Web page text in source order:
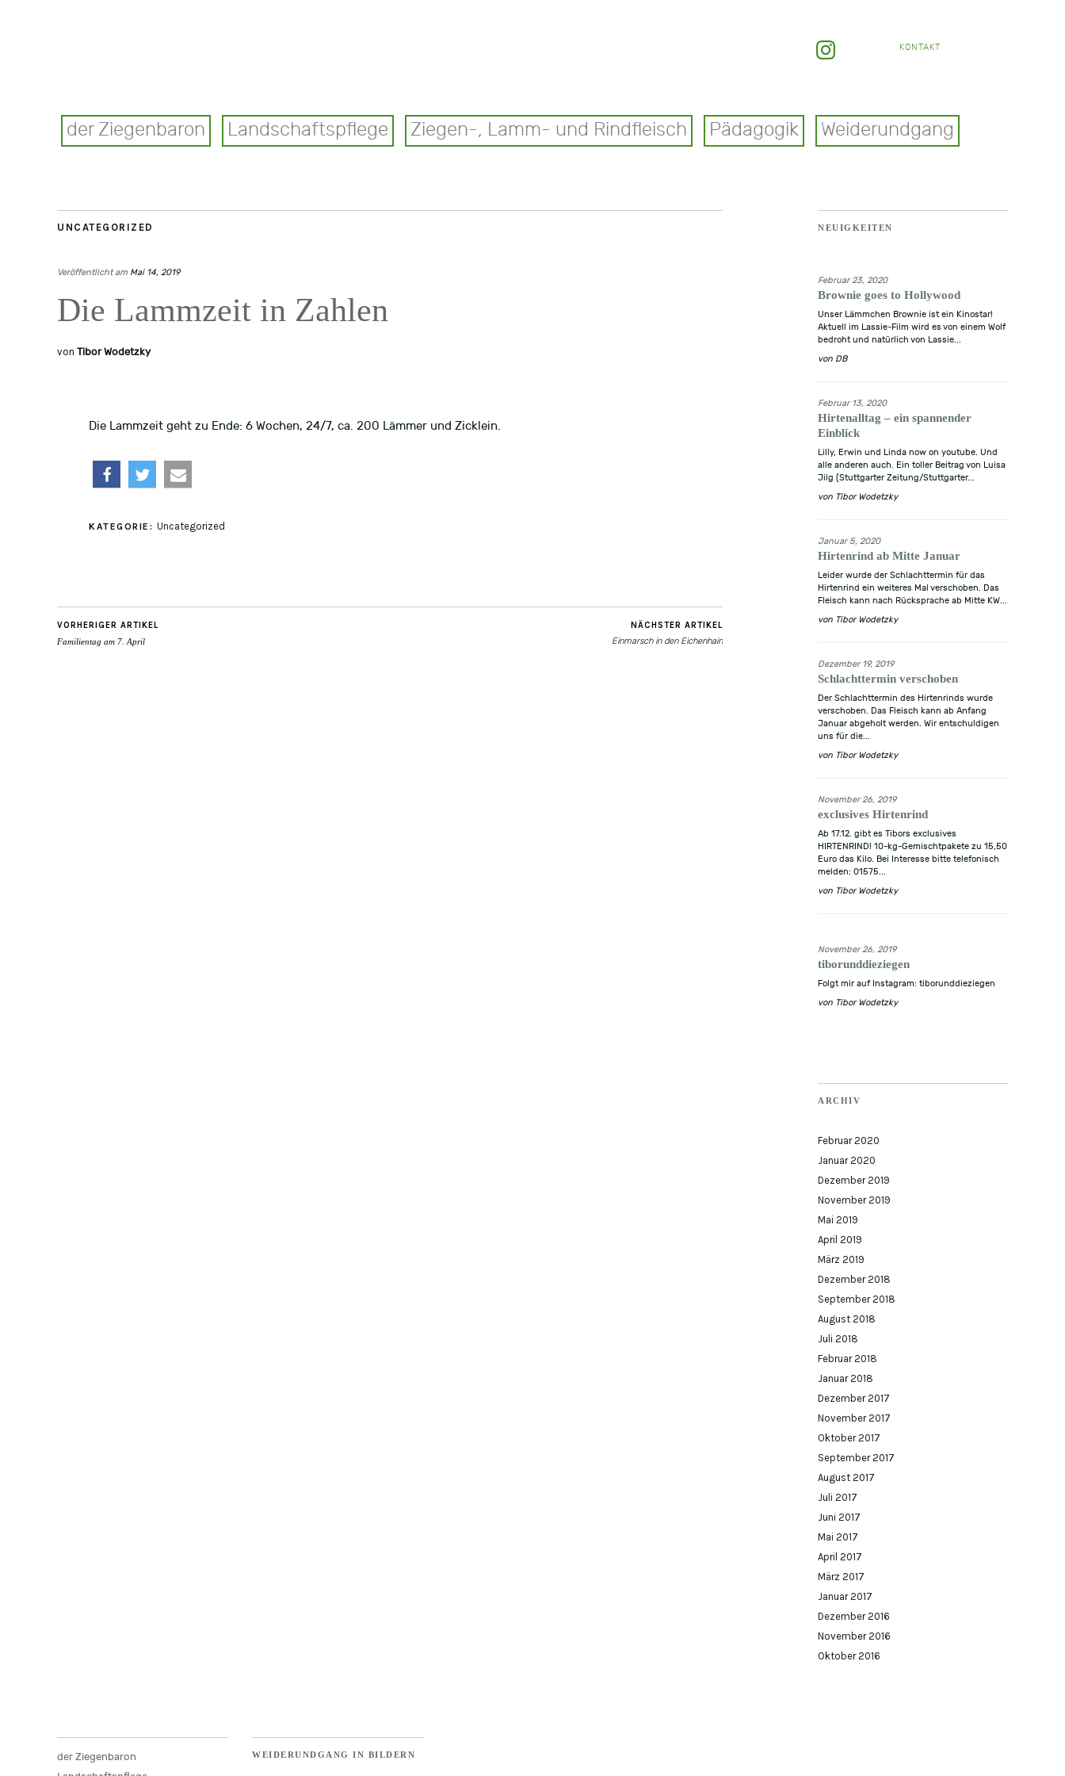
KONTAKT
der Ziegenbaron Landschaftspflege Ziegen-, Lamm- und Rindfleisch Pädagogik Weiderundgang
UNCATEGORIZED
Veröffentlicht am Mai 14, 2019
Die Lammzeit in Zahlen
von Tibor Wodetzky
Die Lammzeit geht zu Ende: 6 Wochen, 24/7, ca. 200 Lämmer und Zicklein.
mail
KATEGORIE: Uncategorized
VORHERIGER ARTIKEL
Familientag am 7. April
NÄCHSTER ARTIKEL
Einmarsch in den Eichenhain
NEUIGKEITEN
Februar 23, 2020
Brownie goes to Hollywood
Unser Lämmchen Brownie ist ein Kinostar!
Aktuell im Lassie-Film wird es von einem Wolf
bedroht und natürlich von Lassie...
von DB
Februar 13, 2020
Hirtenalltag – ein spannender
Einblick
Lilly, Erwin und Linda now on youtube. Und
alle anderen auch. Ein toller Beitrag von Luisa
Jilg (Stuttgarter Zeitung/Stuttgarter...
von Tibor Wodetzky
Januar 5, 2020
Hirtenrind ab Mitte Januar
Leider wurde der Schlachttermin für das
Hirtenrind ein weiteres Mal verschoben. Das
Fleisch kann nach Rücksprache ab Mitte KW...
von Tibor Wodetzky
Dezember 19, 2019
Schlachttermin verschoben
Der Schlachttermin des Hirtenrinds wurde
verschoben. Das Fleisch kann ab Anfang
Januar abgeholt werden. Wir entschuldigen
uns für die...
von Tibor Wodetzky
November 26, 2019
exclusives Hirtenrind
Ab 17.12. gibt es Tibors exclusives
HIRTENRIND! 10-kg-Gemischtpakete zu 15,50
Euro das Kilo. Bei Interesse bitte telefonisch
melden: 01575...
von Tibor Wodetzky
November 26, 2019
tiborunddieziegen
Folgt mir auf Instagram: tiborunddieziegen
von Tibor Wodetzky
ARCHIV
Februar 2020
Januar 2020
Dezember 2019
November 2019
Mai 2019
April 2019
März 2019
Dezember 2018
September 2018
August 2018
Juli 2018
Februar 2018
Januar 2018
Dezember 2017
November 2017
Oktober 2017
September 2017
August 2017
Juli 2017
Juni 2017
Mai 2017
April 2017
März 2017
Januar 2017
Dezember 2016
November 2016
Oktober 2016
der Ziegenbaron
WEIDERUNDGANG IN BILDERN